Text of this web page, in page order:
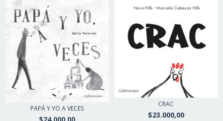
PAPÁ Y YO A VECES
CRAC
$23.000,00